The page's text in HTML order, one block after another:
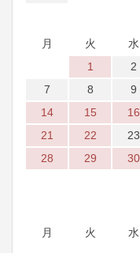
月
火 水
1
2
7
8 9
14
15 16
21
22 23
28
29 30
月
火 水